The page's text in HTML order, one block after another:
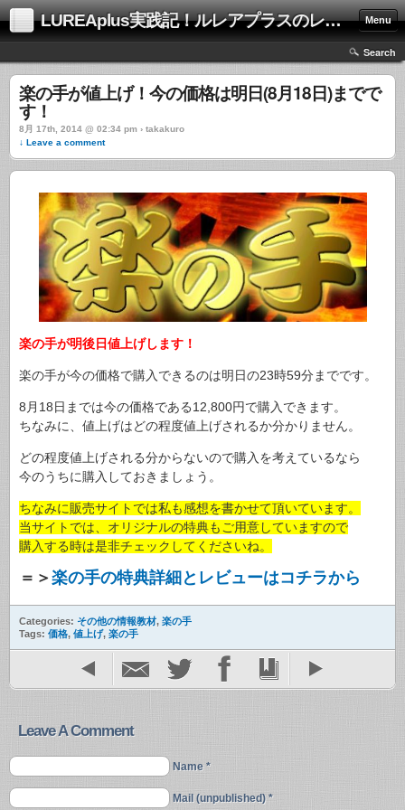
LUREAplus実践記！ルレアプラスのレビューサイト！ Menu
Search
楽の手が値上げ！今の価格は明日(8月18日)までで
す！
8月 17th, 2014 @ 02:34 pm › takakuro
↓ Leave a comment
楽の手が明後日値上げします！
楽の手が今の価格で購入できるのは明日の23時59分までです。
8月18日までは今の価格である12,800円で購入できます。
ちなみに、値上げはどの程度値上げされるか分かりません。
どの程度値上げされる分からないので購入を考えているなら
今のうちに購入しておきましょう。
ちなみに販売サイトでは私も感想を書かせて頂いています。
当サイトでは、オリジナルの特典もご用意していますので
購入する時は是非チェックしてくださいね。
＝＞楽の手の特典詳細とレビューはコチラから
Categories: その他の情報教材, 楽の手
Tags: 価格, 値上げ, 楽の手
Leave A Comment
Name *
Mail (unpublished) *